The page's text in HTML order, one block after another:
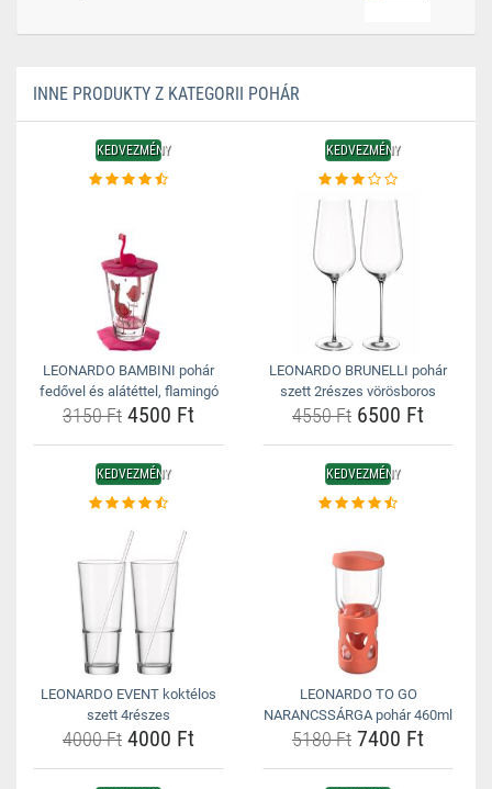
INNE PRODUKTY Z KATEGORII POHÁR
KEDVEZMÉNY
LEONARDO BAMBINI pohár
fedővel és alátéttel, flamingó
3150 Ft 4500 Ft
KEDVEZMÉNY
LEONARDO BRUNELLI pohár
szett 2részes vörösboros
4550 Ft 6500 Ft
KEDVEZMÉNY
LEONARDO EVENT koktélos
szett 4részes
4000 Ft 4000 Ft
KEDVEZMÉNY
LEONARDO TO GO
NARANCSSÁRGA pohár 460ml
5180 Ft 7400 Ft